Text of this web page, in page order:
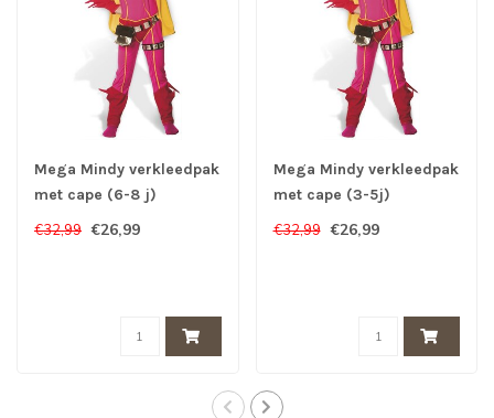
Mega Mindy verkleedpak
met cape (6-8 j)
€32,99 €26,99
Mega Mindy verkleedpak
met cape (3-5j)
€32,99 €26,99